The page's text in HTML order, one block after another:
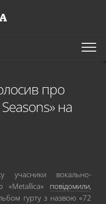
про
на
учасники вокально-
«Metallica» повідомили,
гурту з назвою «72